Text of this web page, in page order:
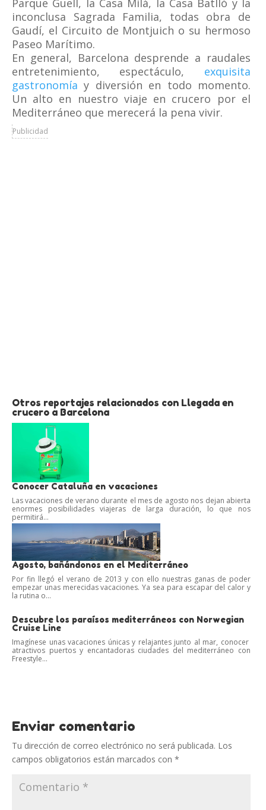
Parque Guell, la Casa Milá, la Casa Batlló y la
inconclusa Sagrada Familia, todas obra de
Gaudí, el Circuito de Montjuich o su hermoso
Paseo Marítimo.
En general, Barcelona desprende a raudales
entretenimiento, espectáculo, exquisita
gastronomía y diversión en todo momento.
Un alto en nuestro viaje en crucero por el
Mediterráneo que merecerá la pena vivir.
Publicidad
Otros reportajes relacionados con Llegada en
crucero a Barcelona
Conocer Cataluña en vacaciones
Las vacaciones de verano durante el mes de agosto nos dejan abierta
enormes posibilidades viajeras de larga duración, lo que nos
permitirá...
Agosto, bañándonos en el Mediterráneo
Por fin llegó el verano de 2013 y con ello nuestras ganas de poder
empezar unas merecidas vacaciones. Ya sea para escapar del calor y
la rutina o...
Descubre los paraísos mediterráneos con Norwegian
Cruise Line
Imagínese unas vacaciones únicas y relajantes junto al mar, conocer
atractivos puertos y encantadoras ciudades del mediterráneo con
Freestyle...
Enviar comentario
Tu dirección de correo electrónico no será publicada. Los
campos obligatorios están marcados con *